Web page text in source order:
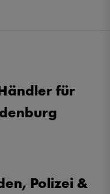
für
Polizei &